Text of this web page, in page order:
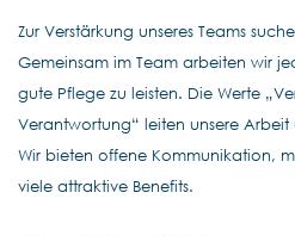
Zur Verstärkung unseres Teams
Gemeinsam im Team arbeiten wir
gute Pflege zu leisten. Die Werte
Verantwortung“ leiten unsere
Wir bieten offene Kommunikation,
viele attraktive Benefits.